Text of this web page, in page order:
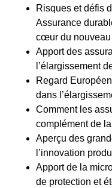
Risques et défis
Assurance
cœur du
Apport des
l’élargissement
Regard
dans
Comment les
complément de
Aperçu des
l’innovation
Apport de la
de protection et